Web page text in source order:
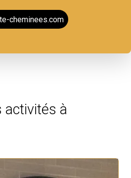
cheminees.com
activités à